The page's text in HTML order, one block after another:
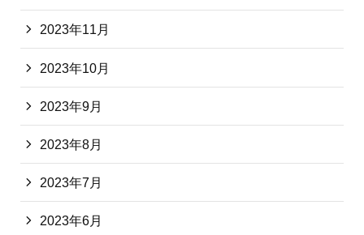
2023年11月
2023年10月
2023年9月
2023年8月
2023年7月
2023年6月